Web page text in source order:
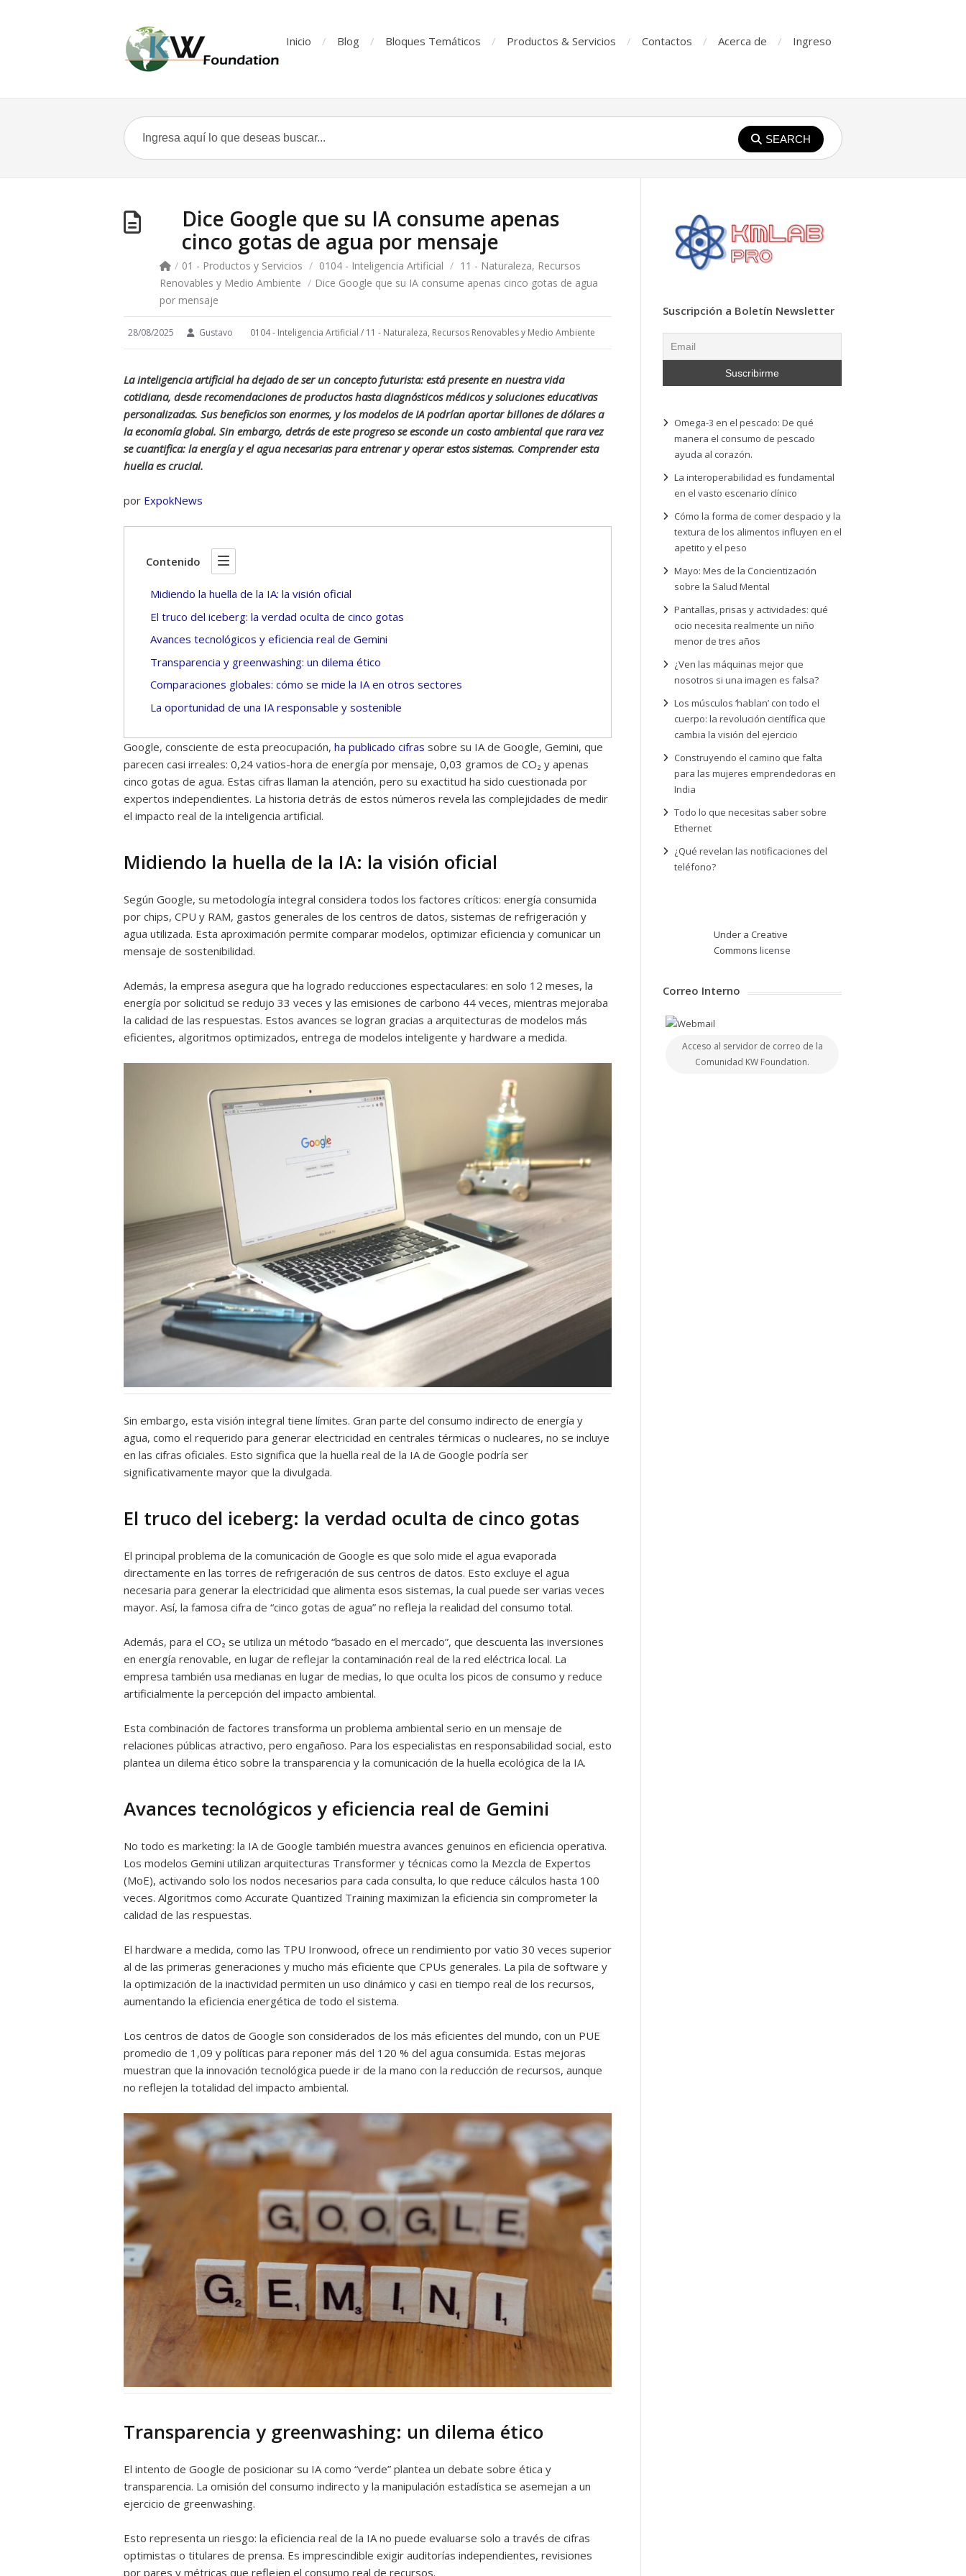
Inicio Blog Bloques Temáticos Productos & Servicios Contactos Acerca de Ingreso
SEARCH
Dice Google que su IA consume apenas
cinco gotas de agua por mensaje
/ 01 - Productos y Servicios / 0104 - Inteligencia Artificial / 11 - Naturaleza, Recursos
Renovables y Medio Ambiente / Dice Google que su IA consume apenas cinco gotas de agua
por mensaje
28/08/2025 Gustavo 0104 - Inteligencia Artificial / 11 - Naturaleza, Recursos Renovables y Medio Ambiente
La inteligencia artificial ha dejado de ser un concepto futurista: está presente en nuestra vida
cotidiana, desde recomendaciones de productos hasta diagnósticos médicos y soluciones educativas
personalizadas. Sus beneficios son enormes, y los modelos de IA podrían aportar billones de dólares a
la economía global. Sin embargo, detrás de este progreso se esconde un costo ambiental que rara vez
se cuantifica: la energía y el agua necesarias para entrenar y operar estos sistemas. Comprender esta
huella es crucial.
por ExpokNews
Contenido
Midiendo la huella de la IA: la visión oficial
El truco del iceberg: la verdad oculta de cinco gotas
Avances tecnológicos y eficiencia real de Gemini
Transparencia y greenwashing: un dilema ético
Comparaciones globales: cómo se mide la IA en otros sectores
La oportunidad de una IA responsable y sostenible
Google, consciente de esta preocupación, ha publicado cifras sobre su IA de Google, Gemini, que
parecen casi irreales: 0,24 vatios-hora de energía por mensaje, 0,03 gramos de CO₂ y apenas
cinco gotas de agua. Estas cifras llaman la atención, pero su exactitud ha sido cuestionada por
expertos independientes. La historia detrás de estos números revela las complejidades de medir
el impacto real de la inteligencia artificial.
Midiendo la huella de la IA: la visión oficial
Según Google, su metodología integral considera todos los factores críticos: energía consumida
por chips, CPU y RAM, gastos generales de los centros de datos, sistemas de refrigeración y
agua utilizada. Esta aproximación permite comparar modelos, optimizar eficiencia y comunicar un
mensaje de sostenibilidad.
Además, la empresa asegura que ha logrado reducciones espectaculares: en solo 12 meses, la
energía por solicitud se redujo 33 veces y las emisiones de carbono 44 veces, mientras mejoraba
la calidad de las respuestas. Estos avances se logran gracias a arquitecturas de modelos más
eficientes, algoritmos optimizados, entrega de modelos inteligente y hardware a medida.
Sin embargo, esta visión integral tiene límites. Gran parte del consumo indirecto de energía y
agua, como el requerido para generar electricidad en centrales térmicas o nucleares, no se incluye
en las cifras oficiales. Esto significa que la huella real de la IA de Google podría ser
significativamente mayor que la divulgada.
El truco del iceberg: la verdad oculta de cinco gotas
El principal problema de la comunicación de Google es que solo mide el agua evaporada
directamente en las torres de refrigeración de sus centros de datos. Esto excluye el agua
necesaria para generar la electricidad que alimenta esos sistemas, la cual puede ser varias veces
mayor. Así, la famosa cifra de “cinco gotas de agua” no refleja la realidad del consumo total.
Además, para el CO₂ se utiliza un método “basado en el mercado”, que descuenta las inversiones
en energía renovable, en lugar de reflejar la contaminación real de la red eléctrica local. La
empresa también usa medianas en lugar de medias, lo que oculta los picos de consumo y reduce
artificialmente la percepción del impacto ambiental.
Esta combinación de factores transforma un problema ambiental serio en un mensaje de
relaciones públicas atractivo, pero engañoso. Para los especialistas en responsabilidad social, esto
plantea un dilema ético sobre la transparencia y la comunicación de la huella ecológica de la IA.
Avances tecnológicos y eficiencia real de Gemini
No todo es marketing: la IA de Google también muestra avances genuinos en eficiencia operativa.
Los modelos Gemini utilizan arquitecturas Transformer y técnicas como la Mezcla de Expertos
(MoE), activando solo los nodos necesarios para cada consulta, lo que reduce cálculos hasta 100
veces. Algoritmos como Accurate Quantized Training maximizan la eficiencia sin comprometer la
calidad de las respuestas.
El hardware a medida, como las TPU Ironwood, ofrece un rendimiento por vatio 30 veces superior
al de las primeras generaciones y mucho más eficiente que CPUs generales. La pila de software y
la optimización de la inactividad permiten un uso dinámico y casi en tiempo real de los recursos,
aumentando la eficiencia energética de todo el sistema.
Los centros de datos de Google son considerados de los más eficientes del mundo, con un PUE
promedio de 1,09 y políticas para reponer más del 120 % del agua consumida. Estas mejoras
muestran que la innovación tecnológica puede ir de la mano con la reducción de recursos, aunque
no reflejen la totalidad del impacto ambiental.
Transparencia y greenwashing: un dilema ético
El intento de Google de posicionar su IA como “verde” plantea un debate sobre ética y
transparencia. La omisión del consumo indirecto y la manipulación estadística se asemejan a un
ejercicio de greenwashing.
Esto representa un riesgo: la eficiencia real de la IA no puede evaluarse solo a través de cifras
optimistas o titulares de prensa. Es imprescindible exigir auditorías independientes, revisiones
por pares y métricas que reflejen el consumo real de recursos.
Suscripción a Boletín Newsletter
Omega-3 en el pescado: De qué
manera el consumo de pescado
ayuda al corazón.
La interoperabilidad es fundamental
en el vasto escenario clínico
Cómo la forma de comer despacio y la
textura de los alimentos influyen en el
apetito y el peso
Mayo: Mes de la Concientización
sobre la Salud Mental
Pantallas, prisas y actividades: qué
ocio necesita realmente un niño
menor de tres años
¿Ven las máquinas mejor que
nosotros si una imagen es falsa?
Los músculos ‘hablan’ con todo el
cuerpo: la revolución científica que
cambia la visión del ejercicio
Construyendo el camino que falta
para las mujeres emprendedoras en
India
Todo lo que necesitas saber sobre
Ethernet
¿Qué revelan las notificaciones del
teléfono?
Under a Creative
Commons license
Correo Interno
Acceso al servidor de correo de la
Comunidad KW Foundation.